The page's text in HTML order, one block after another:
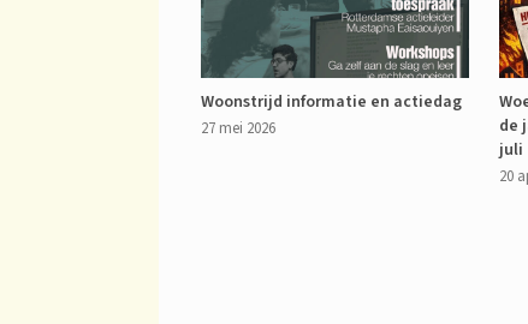
Woonstrijd informatie en actiedag
27 mei 2026
de
juli
20